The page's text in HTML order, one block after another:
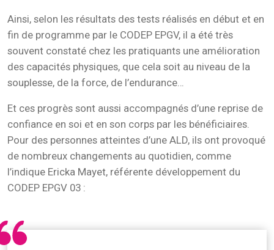
Ainsi, selon les résultats des tests réalisés en début et en
fin de programme par le CODEP EPGV, il a été très
souvent constaté chez les pratiquants une amélioration
des capacités physiques, que cela soit au niveau de la
souplesse, de la force, de l’endurance…
Et ces progrès sont aussi accompagnés d’une reprise de
confiance en soi et en son corps par les bénéficiaires.
Pour des personnes atteintes d’une ALD, ils ont provoqué
de nombreux changements au quotidien, comme
l’indique Ericka Mayet, référente développement du
CODEP EPGV 03 :